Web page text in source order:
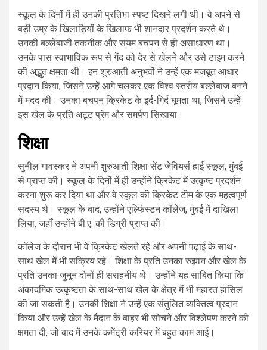
स्कूल के दिनों में ही उनकी प्रतिभा स्पष्ट दिखने लगी थी। वे अपने से
बड़ी उम्र के खिलाड़ियों के खिलाफ भी शानदार प्रदर्शन करते थे।
उनकी बल्लेबाजी तकनीक और संयम बचपन से ही असाधारण था।
उनके पास स्वाभाविक रूप से गेंद को देर से खेलने और उसे टाइम करने
की अद्भुत क्षमता थी। इन शुरुआती अनुभवों ने उन्हें एक मजबूत आधार
प्रदान किया, जिसने उन्हें आगे चलकर एक विश्व स्तरीय बल्लेबाज बनने
में मदद की। उनका बचपन क्रिकेट के इर्द-गिर्द घूमता था, जिसने उन्हें
इस खेल के प्रति अटूट प्रेम और समर्पण सिखाया।
शिक्षा
सुनील गावस्कर ने अपनी शुरुआती शिक्षा सेंट जेवियर्स हाई स्कूल, मुंबई
से प्राप्त की। स्कूल के दिनों में ही उन्होंने क्रिकेट में उत्कृष्ट प्रदर्शन
करना शुरू कर दिया था और वे स्कूल की क्रिकेट टीम के एक महत्वपूर्ण
सदस्य थे। स्कूल के बाद, उन्होंने एल्फिंस्टन कॉलेज, मुंबई में दाखिला
लिया, जहाँ उन्होंने बी.ए. की डिग्री प्राप्त की।
कॉलेज के दौरान भी वे क्रिकेट खेलते रहे और अपनी पढ़ाई के साथ-
साथ खेल में भी सक्रिय रहे। शिक्षा के प्रति उनका रुझान और खेल के
प्रति उनका जुनून दोनों ही सराहनीय थे। उन्होंने यह साबित किया कि
अकादमिक उत्कृष्टता के साथ-साथ खेल के क्षेत्र में भी महारत हासिल
की जा सकती है। उनकी शिक्षा ने उन्हें एक संतुलित व्यक्तित्व प्रदान
किया और उन्हें खेल के मैदान के बाहर भी सोचने और विश्लेषण करने की
क्षमता दी, जो बाद में उनके कमेंट्री करियर में बहुत काम आई।